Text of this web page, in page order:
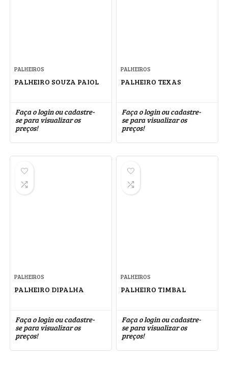
PALHEIROS
PALHEIRO SOUZA PAIOL
Faça o login ou cadastre-
se para visualizar os
preços!
PALHEIROS
PALHEIRO TEXAS
Faça o login ou cadastre-
se para visualizar os
preços!
PALHEIROS
PALHEIRO DIPALHA
Faça o login ou cadastre-
se para visualizar os
preços!
PALHEIROS
PALHEIRO TIMBAL
Faça o login ou cadastre-
se para visualizar os
preços!